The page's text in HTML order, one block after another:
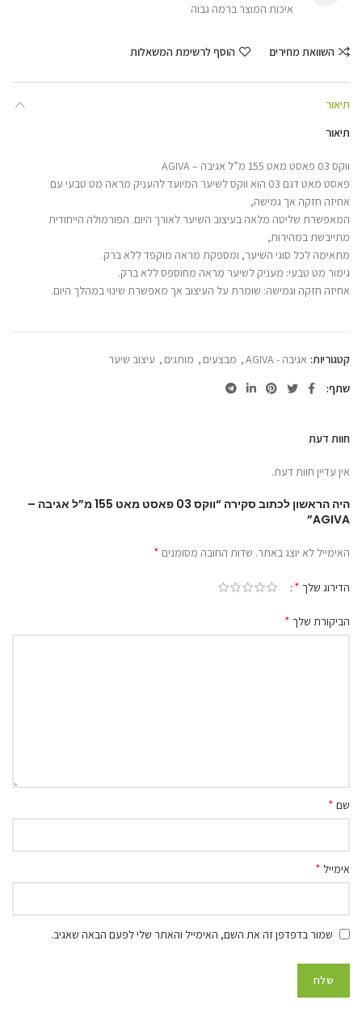
איכות המוצר ברמה גבוה
השוואת מחירים הוסף לרשימת המשאלות
תיאור
תיאור
ווקס 03 פאסט מאט 155 מ”ל אגיבה – AGIVA
פאסט מאט דגם 03 הוא ווקס לשיער המיועד להעניק מראה מט טבעי עם
אחיזה חזקה אך גמישה,
המאפשרת שליטה מלאה בעיצוב השיער לאורך היום. הפורמולה הייחודית
מתייבשת במהירות,
מתאימה לכל סוגי השיער, ומספקת מראה מוקפד ללא ברק.
גימור מט טבעי: מעניק לשיער מראה מחוספס ללא ברק.
אחיזה חזקה וגמישה: שומרת על העיצוב אך מאפשרת שינוי במהלך היום.
קטגוריות: אגיבה - AGIVA , מבצעים , מותגים , עיצוב שיער
שתף
חוות דעת
אין עדיין חוות דעת.
היה הראשון לכתוב סקירה “ווקס 03 פאסט מאט 155 מ”ל אגיבה –
AGIVA”
האימייל לא יוצג באתר. שדות החובה מסומנים *
הדירוג שלך *
הביקורת שלך *
שם *
אימייל *
שמור בדפדפן זה את השם, האימייל והאתר שלי לפעם הבאה שאגיב.